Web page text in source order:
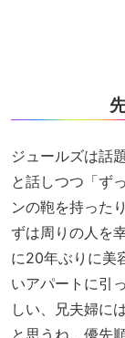
ジュールズは話
と話しつつ「ず
ンの鞄を持った
ずは周りの人を
に20年ぶりに美
いアパートに引
しい、兄夫婦に